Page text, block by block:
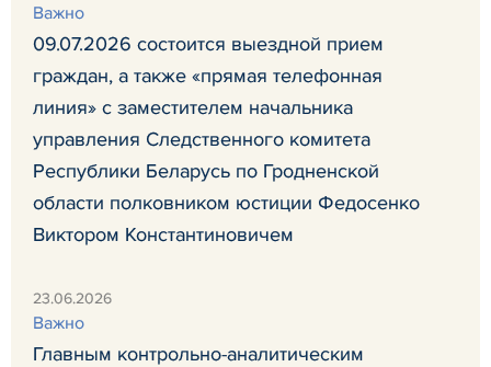
Важно
09.07.2026 состоится выездной прием
граждан, а также «прямая телефонная
линия» с заместителем начальника
управления Следственного комитета
Республики Беларусь по Гродненской
области полковником юстиции Федосенко
Виктором Константиновичем
23.06.2026
Важно
Главным контрольно-аналитическим